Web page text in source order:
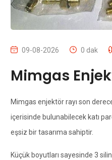
09-08-2026 0 dak
Mimgas
Mimgas enjektör rayı son
içerisinde bulunabilecek katı
eşsiz bir tasarıma sahiptir.
Küçük boyutları sayesinde 3